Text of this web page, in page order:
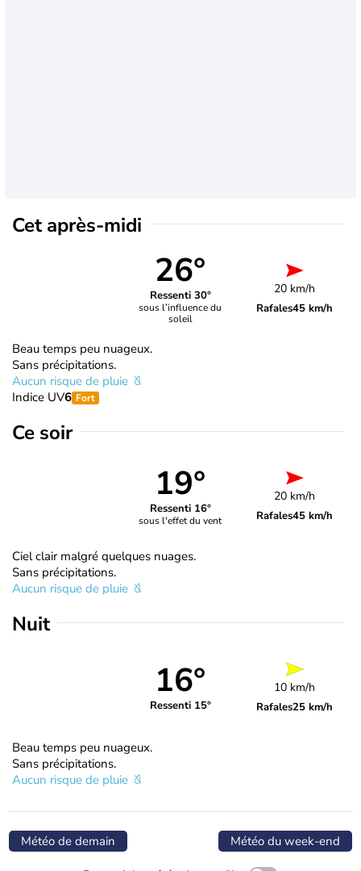
Cet après-midi
26°
Ressenti 30°
sous l’influence du
soleil
20 km/h
Rafales45 km/h
Beau temps peu nuageux.
Sans précipitations.
Aucun risque de pluie
Indice UV6 Fort
Ce soir
19°
Ressenti 16°
sous l'effet du vent
20 km/h
Rafales45 km/h
Ciel clair malgré quelques nuages.
Sans précipitations.
Aucun risque de pluie
Nuit
16°
Ressenti 15°
10 km/h
Rafales25 km/h
Beau temps peu nuageux.
Sans précipitations.
Aucun risque de pluie
Météo de demain Météo du week-end